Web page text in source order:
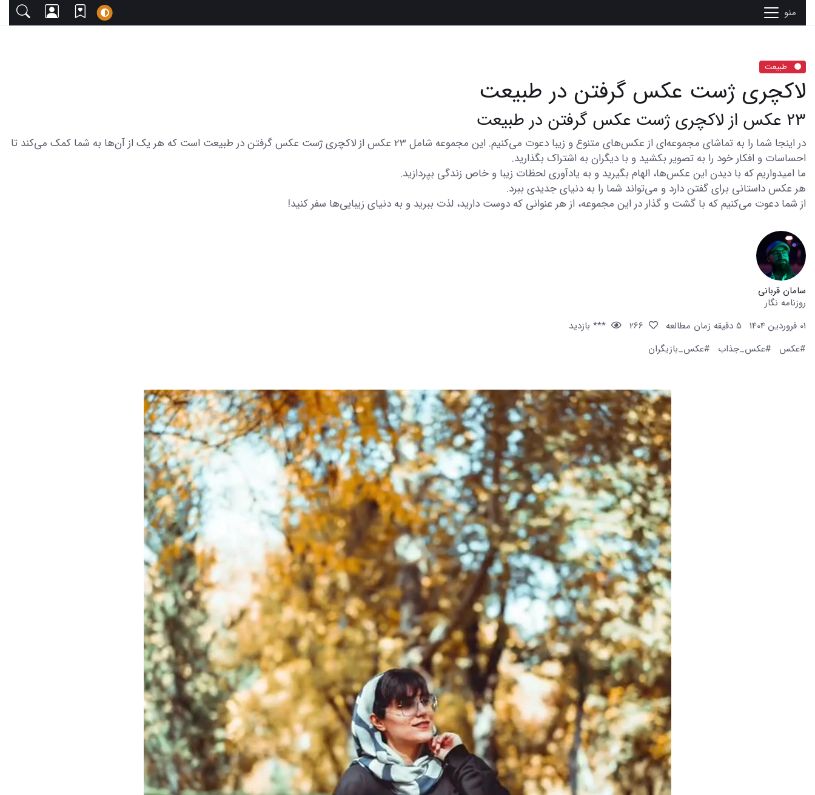
منو
طبیعت
لاکچری ژست عکس گرفتن در طبیعت
23 عکس از لاکچری ژست عکس گرفتن در طبیعت
در اینجا شما را به تماشای مجموعه‌ای از عکس‌های متنوع و زیبا دعوت می‌کنیم. این مجموعه شامل 23 عکس از لاکچری ژست عکس گرفتن در طبیعت است که هر یک از آن‌ها به شما کمک می‌کند تا
احساسات و افکار خود را به تصویر بکشید و با دیگران به اشتراک بگذارید.
ما امیدواریم که با دیدن این عکس‌ها، الهام بگیرید و به یادآوری لحظات زیبا و خاص زندگی بپردازید.
هر عکس داستانی برای گفتن دارد و می‌تواند شما را به دنیای جدیدی ببرد.
از شما دعوت می‌کنیم که با گشت و گذار در این مجموعه، از هر عنوانی که دوست دارید، لذت ببرید و به دنیای زیبایی‌ها سفر کنید!
سامان قربانی
روزنامه نگار
01 فروردین 1404
5 دقیقه زمان مطالعه
*** بازدید
#عکس
#عکس_جذاب #عکس_بازیگران